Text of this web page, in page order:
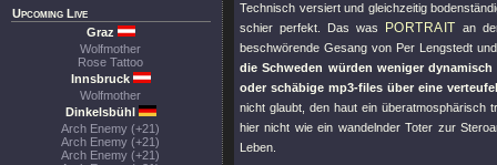
Upcoming Live
Graz
Wolfmother
Rose Tattoo
Innsbruck
Wolfmother
Dinkelsbühl
Arch Enemy (+21)
Arch Enemy (+21)
Arch Enemy (+21)
Technisch versiert und gleichzeitig
schier perfekt. Das was
PORTRAIT an
beschwörende Gesang von Per Lengstedt
die Schweden würden weniger
oder schäbige mp3-files über eine
nicht glaubt, den haut ein überatmosphärisch
hier nicht wie ein wandelnder Toter zur
Leben.